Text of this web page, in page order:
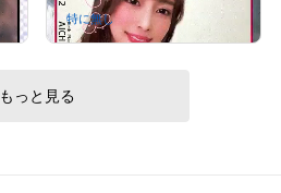
特に無しさんが保有中
もっと見る